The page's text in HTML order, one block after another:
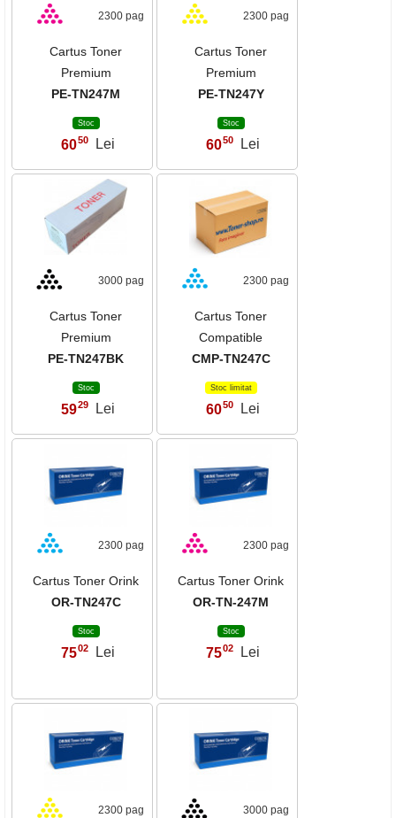
2300 pag
Cartus Toner
Premium
PE-TN247M
Stoc
60,50 Lei
2300 pag
Cartus Toner
Premium
PE-TN247Y
Stoc
60,50 Lei
3000 pag
Cartus Toner
Premium
PE-TN247BK
Stoc
59,29 Lei
2300 pag
Cartus Toner
Compatible
CMP-TN247C
Stoc limitat
60,50 Lei
2300 pag
Cartus Toner Orink
OR-TN247C
Stoc
7502 Lei
2300 pag
Cartus Toner Orink
OR-TN-247M
Stoc
7502 Lei
2300 pag 3000 pag